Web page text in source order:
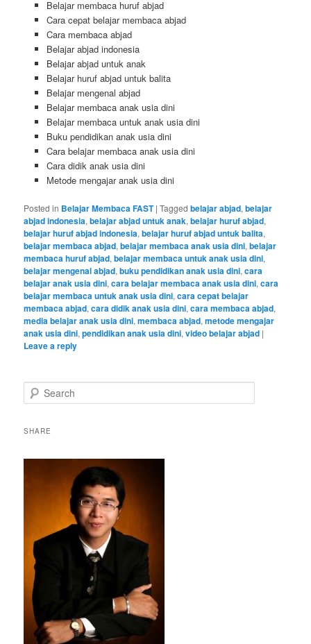
Belajar membaca huruf abjad
Cara cepat belajar membaca abjad
Cara membaca abjad
Belajar abjad indonesia
Belajar abjad untuk anak
Belajar huruf abjad untuk balita
Belajar mengenal abjad
Belajar membaca anak usia dini
Belajar membaca untuk anak usia dini
Buku pendidikan anak usia dini
Cara belajar membaca anak usia dini
Cara didik anak usia dini
Metode mengajar anak usia dini
Posted in Belajar Membaca FAST |Tagged belajar abjad,belajar
abjad indonesia,belajar abjad untuk anak,belajar huruf abjad,
belajar huruf abjad indonesia,belajar huruf abjad untuk balita,
belajar membaca abjad,belajar membaca anak usia dini,belajar
membaca huruf abjad,belajar membaca untuk anak usia dini,
belajar mengenal abjad,buku pendidikan anak usia dini,cara
belajar anak usia dini,cara belajar membaca anak usia dini,cara
belajar membaca untuk anak usia dini,cara cepat belajar
membaca abjad,cara didik anak usia dini,cara membaca abjad,
media belajar anak usia dini,membaca abjad,metode mengajar
anak usia dini,pendidikan anak usia dini,video belajar abjad |
Leave a reply
e
rSHARE